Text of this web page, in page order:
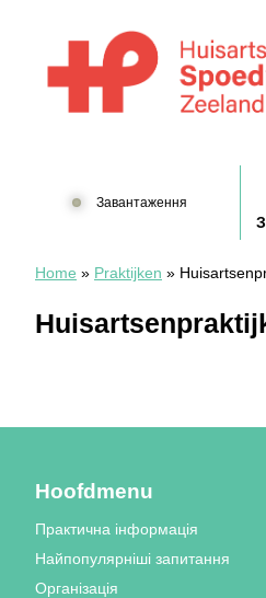
Завантаження
Home » Praktijken »
Hoofdmenu
Практична інформація
Найпопулярніші запитання
Організація